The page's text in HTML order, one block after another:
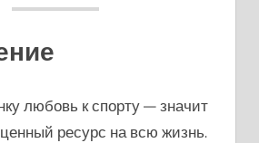
любовь к спорту — значит
ресурс на всю жизнь.